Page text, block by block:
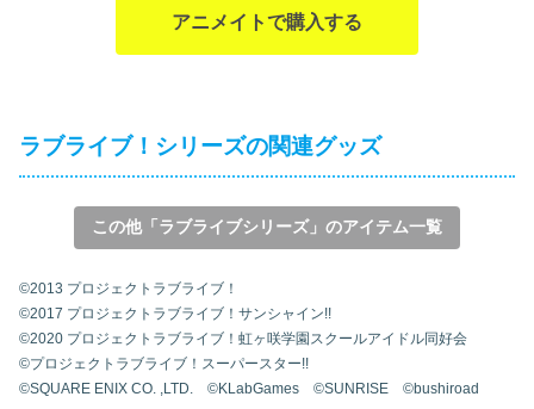
アニメイトで購入する
ラブライブ！シリーズの関連グッズ
この他「ラブライブシリーズ」のアイテム一覧
©2013 プロジェクトラブライブ！
©2017 プロジェクトラブライブ！サンシャイン!!
©2020 プロジェクトラブライブ！虹ヶ咲学園スクールアイドル同好会
©プロジェクトラブライブ！スーパースター!!
©SQUARE ENIX CO. ,LTD. ©KLabGames ©SUNRISE ©bushiroad